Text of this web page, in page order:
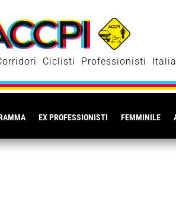
Ciclisti Professionisti
EX PROFESSIONISTI FEMMINILE